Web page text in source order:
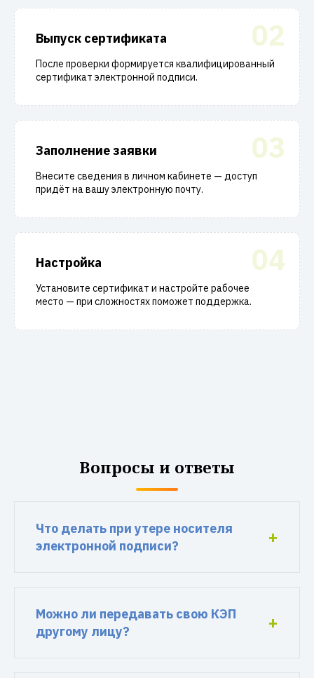
02
Выпуск сертификата
После проверки формируется квалифицированный
сертификат электронной подписи.
03
Заполнение заявки
Внесите сведения в личном кабинете — доступ
придёт на вашу электронную почту.
04
Настройка
Установите сертификат и настройте рабочее
место — при сложностях поможет поддержка.
Вопросы и ответы
Что делать при утере носителя
электронной подписи?
Можно ли передавать свою КЭП
другому лицу?